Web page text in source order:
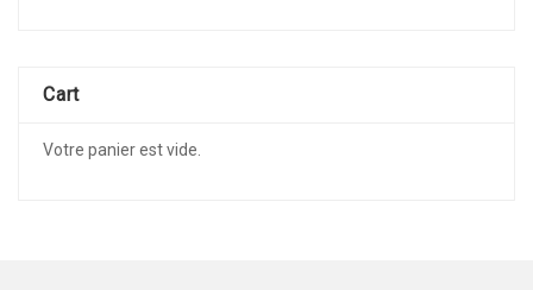
Cart
Votre panier est vide.